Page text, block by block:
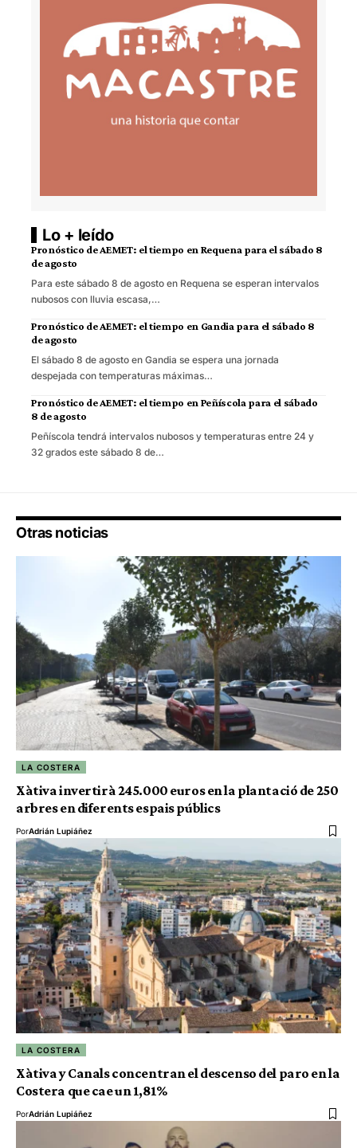
Lo + leído
Pronóstico de AEMET: el tiempo en Requena para el sábado 8
de agosto
Para este sábado 8 de agosto en Requena se esperan intervalos
nubosos con lluvia escasa,…
Pronóstico de AEMET: el tiempo en Gandia para el sábado 8
de agosto
El sábado 8 de agosto en Gandia se espera una jornada
despejada con temperaturas máximas…
Pronóstico de AEMET: el tiempo en Peñíscola para el sábado
8 de agosto
Peñíscola tendrá intervalos nubosos y temperaturas entre 24 y
32 grados este sábado 8 de…
Otras noticias
LA COSTERA
Xàtiva invertirà 245.000 euros en la plantació de 250
arbres en diferents espais públics
PorAdrián Lupiáñez
LA COSTERA
Xàtiva y Canals concentran el descenso del paro en la
Costera que cae un 1,81%
PorAdrián Lupiáñez